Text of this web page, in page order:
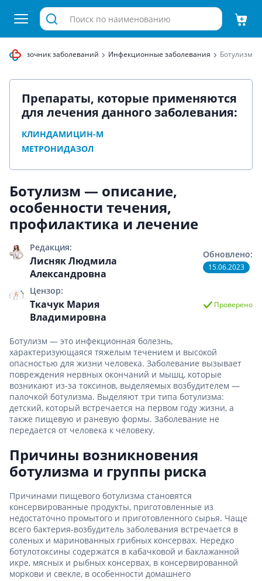
Справочник заболеваний Инфекционные заболевания Ботулизм
Препараты, которые применяются
для лечения данного заболевания:
КЛИНДАМИЦИН-М
МЕТРОНИДАЗОЛ
Ботулизм — описание,
особенности течения,
профилактика и лечение
Редакция:
Лисняк Людмила
Александровна
Цензор:
Ткачук Мария
Владимировна
Обновлено:
15.06.2023
Проверено
Ботулизм — это инфекционная болезнь,
характеризующаяся тяжелым течением и высокой
опасностью для жизни человека. Заболевание вызывает
повреждения нервных окончаний и мышц, которые
возникают из-за токсинов, выделяемых возбудителем —
палочкой ботулизма. Выделяют три типа ботулизма:
детский, который встречается на первом году жизни, а
также пищевую и раневую формы. Заболевание не
передается от человека к человеку.
Причины возникновения
ботулизма и группы риска
Причинами пищевого ботулизма становятся
консервированные продукты, приготовленные из
недостаточно промытого и приготовленного сырья. Чаще
всего бактерия-возбудитель заболевания встречается в
соленых и маринованных грибных консервах. Нередко
ботулотоксины содержатся в кабачковой и баклажанной
икре, мясных и рыбных консервах, в консервированной
моркови и свекле, в особенности домашнего